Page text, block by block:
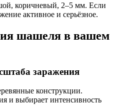
коричневый, 2–5 мм. Если
активное и серьёзное.
шашеля в вашем
заражения
конструкции.
и выбирает интенсивность